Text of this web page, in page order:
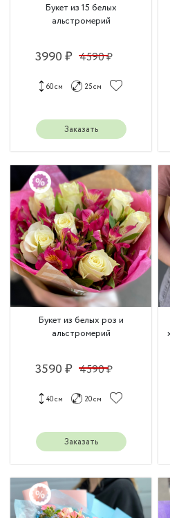
Букет из 15 белых
альстромерий
3990 ₽ 4590 ₽
60 см 25 см
Заказать
Букет из белых роз и
альстромерий
3590 ₽ 4590 ₽
40 см 20 см
Заказать